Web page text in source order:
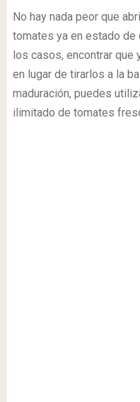
No hay nada peor que
tomates ya en estado
los casos, encontrar que
en lugar de tirarlos a la
maduración, puedes
ilimitado de tomates